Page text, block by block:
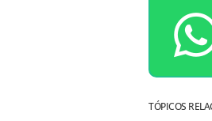
TÓPICOS